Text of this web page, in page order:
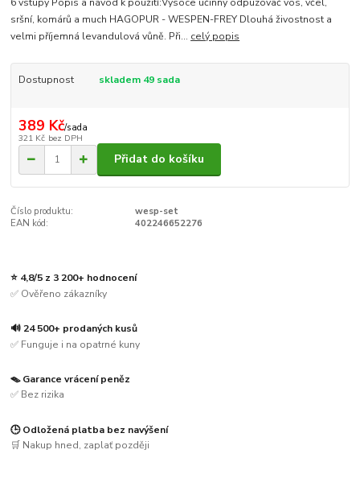
6 vstupy Popis a návod k použití:Vysoce účinný odpuzovač vos, včel,
sršní, komárů a much HAGOPUR - WESPEN-FREY Dlouhá živostnost a
velmi příjemná levandulová vůně. Při... celý popis
Dostupnost skladem 49 sada
389 Kč/sada
321 Kč bez DPH
Přidat do košíku
Číslo produktu:
wesp-set
EAN kód:
402246652276
⭐ 4,8/5 z 3 200+ hodnocení
✅ Ověřeno zákazníky
🔊 24 500+ prodaných kusů
✅ Funguje i na opatrné kuny
🪤 Garance vrácení peněz
✅ Bez rizika
🕒 Odložená platba bez navýšení
🛒 Nakup hned, zaplať později